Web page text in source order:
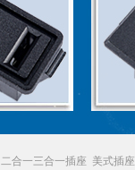
二合一三合一插座 美式插座